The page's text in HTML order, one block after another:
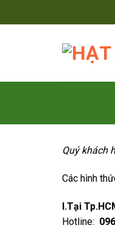
to
Quý khách
Các hình
I.Tại
Hotline: